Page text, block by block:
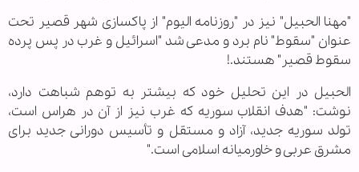
"مهنا الحبیل" نیز در "روزنامه الیوم" از پاکسازی شهر قصیر تحت
عنوان "سقوط" نام برد و مدعی شد "اسرائیل و غرب در پس پرده
سقوط قصیر" هستند.!
الحبیل در این تحلیل خود که بیشتر به توهم شباهت دارد،
نوشت: "هدف انقلاب سوریه که غرب نیز از آن در هراس است،
تولد سوریه جدید، آزاد و مستقل و تأسیس دورانی جدید برای
مشرق عربی و خاورمیانه اسلامی است."